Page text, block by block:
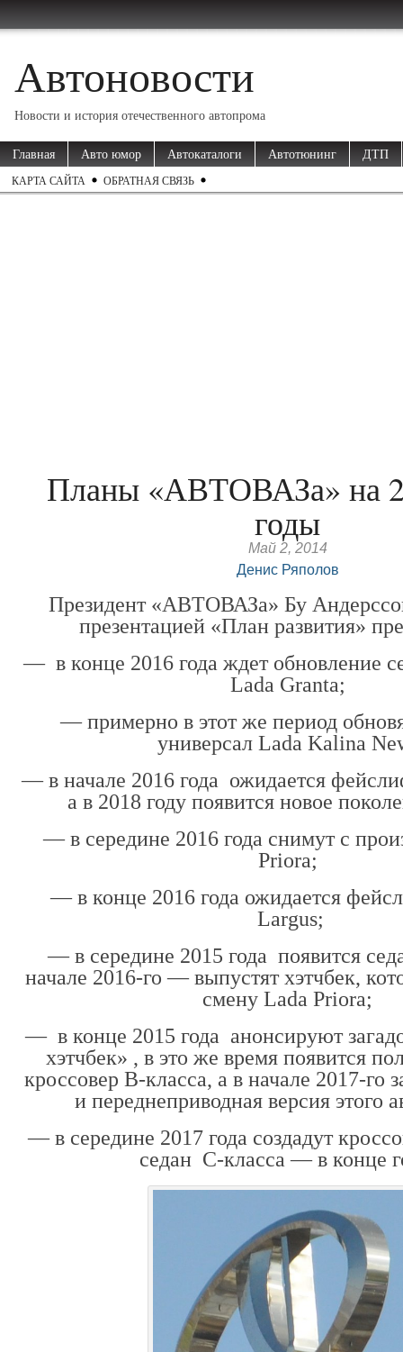
Автоновости
Новости и история отечественного автопрома
Главная Авто юмор Автокаталоги Автотюнинг ДТП
КАРТА САЙТА ОБРАТНАЯ СВЯЗЬ
Планы «АВТОВАЗа» на
годы
Май 2, 2014
Денис Ряполов
Президент «АВТОВАЗа» Бу
презентацией «План развития»
— в конце 2016 года ждет обновление
Lada Granta;
— примерно в этот же период
универсал Lada Kalina
— в начале 2016 года ожидается
а в 2018 году появится новое
— в середине 2016 года снимут с
Priora;
— в конце 2016 года ожидается
Largus;
— в середине 2015 года появится
начале 2016-го — выпустят хэтчбек,
смену Lada Priora;
— в конце 2015 года анонсируют
хэтчбек» , в это же время появится
кроссовер В-класса, а в начале 2017-го
и переднеприводная версия этого
— в середине 2017 года создадут
седан С-класса — в конце